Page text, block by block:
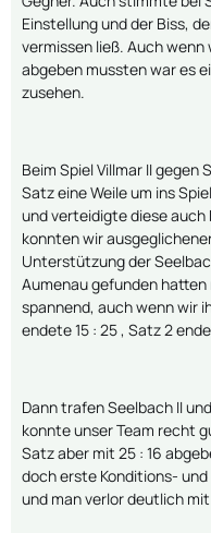
Einstellung und der Biss,
vermissen ließ. Auch wenn
abgeben mussten war es
zusehen.
Beim Spiel Villmar II
Satz eine Weile um ins
und verteidigte diese auch
konnten wir
Unterstützung der
Aumenau gefunden
spannend, auch wenn wir
endete 15 : 25 , Satz 2
Dann trafen Seelbach II
konnte unser Team recht
Satz aber mit 25 : 16
doch erste Konditions-
und man verlor deutlich mit